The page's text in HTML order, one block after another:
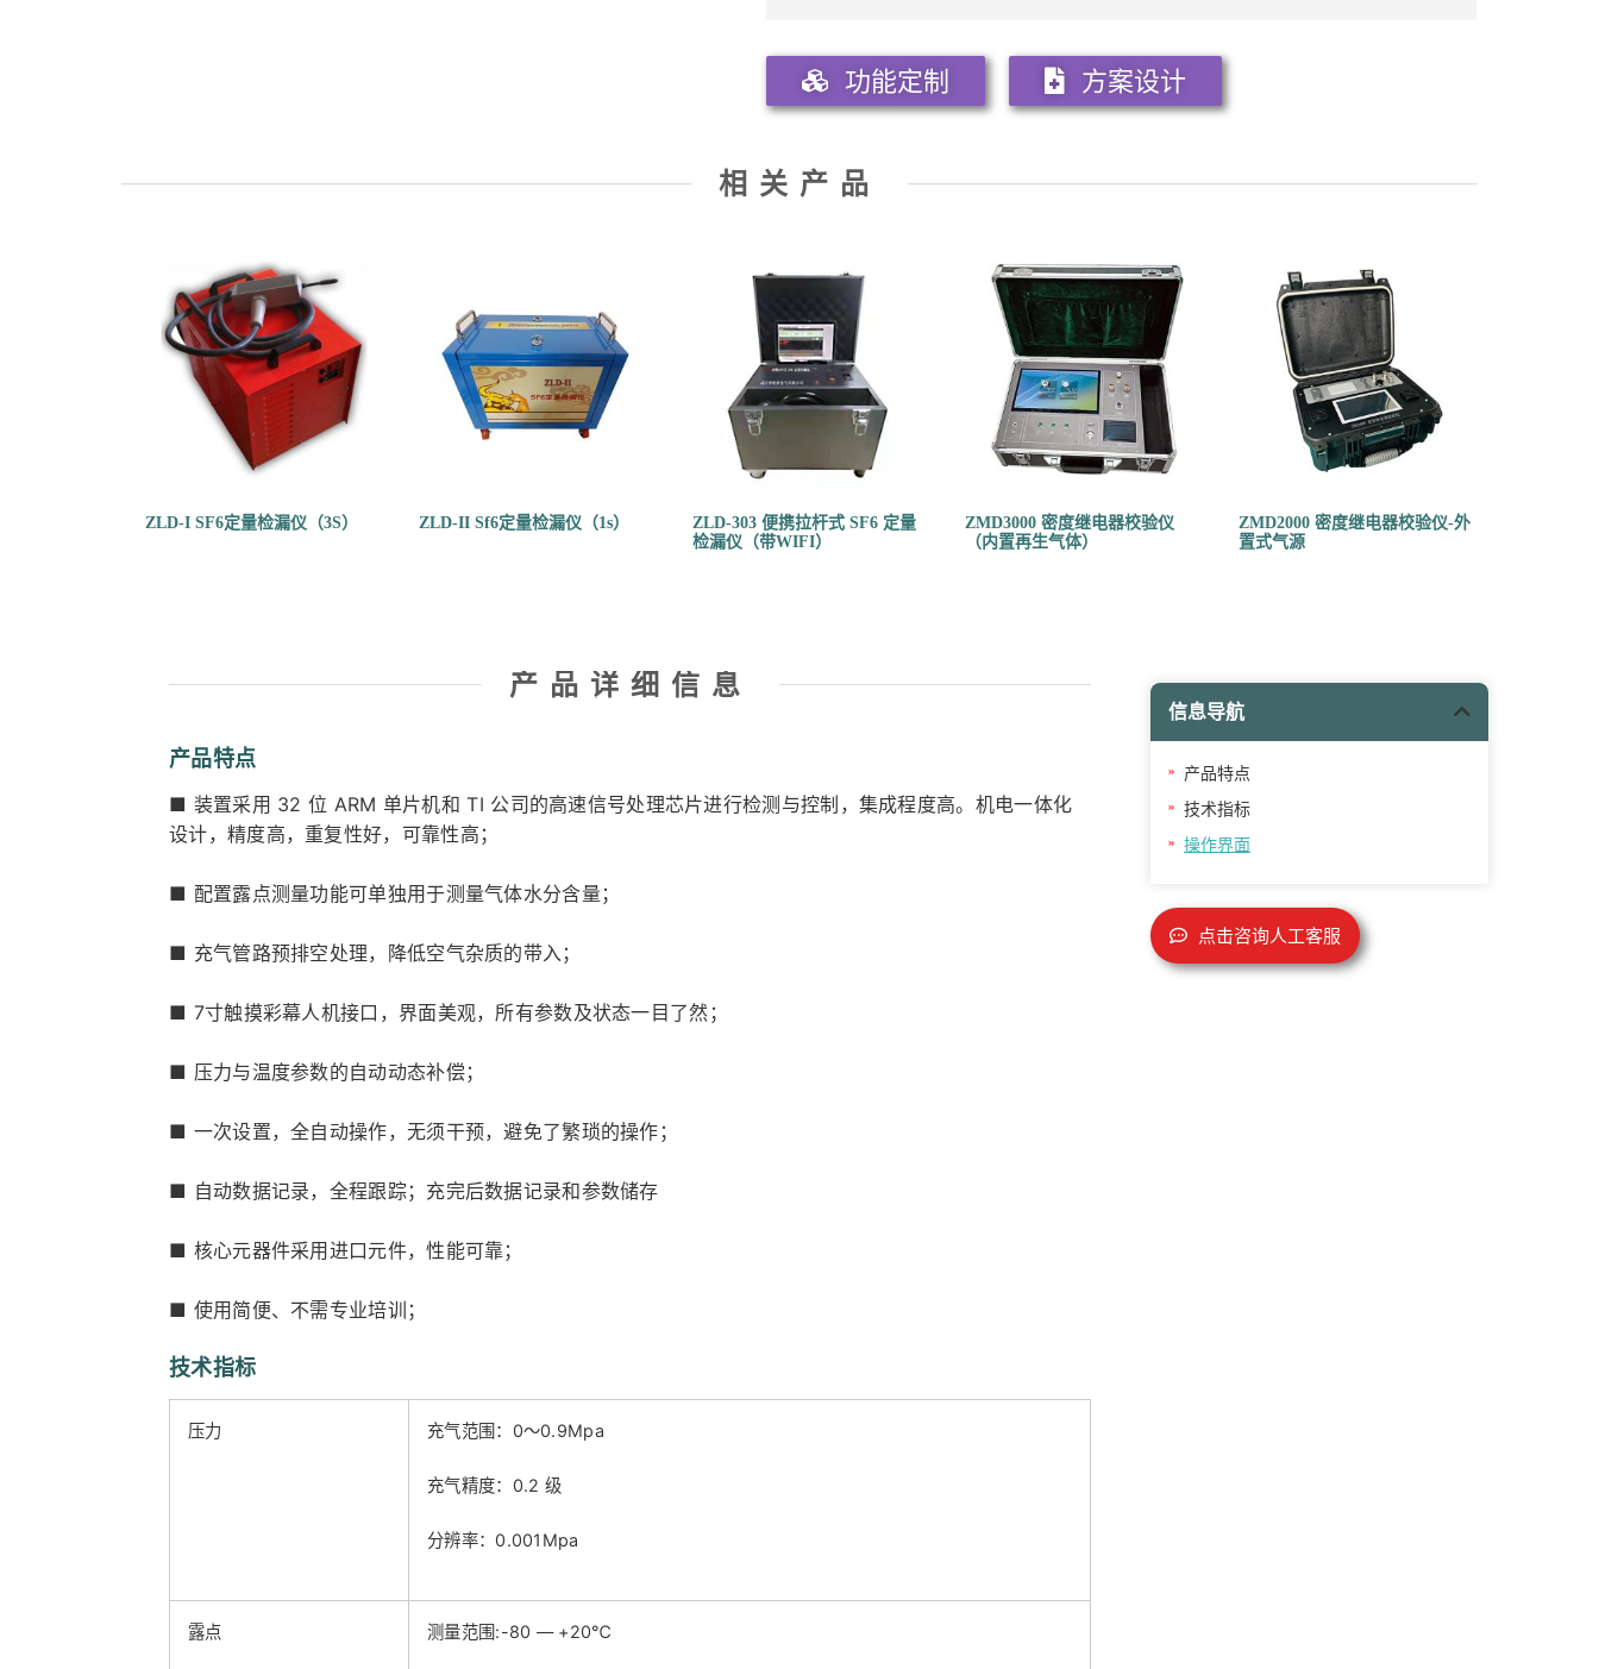
功能定制 方案设计
相关产品
ZLD-I SF6定量检漏仪（3S） ZLD-II Sf6定量检漏仪（1s）
ZLD-303 便携拉杆式 SF6 定量
检漏仪（带WIFI）
ZMD3000 密度继电器校验仪
（内置再生气体）
ZMD2000 密度继电器校验仪-外
置式气源
产品详细信息​
产品特点
■ 装置采用 32 位 ARM 单片机和 TI 公司的高速信号处理芯片进行检测与控制，集成程度高。机电一体化
设计，精度高，重复性好，可靠性高；
■ 配置露点测量功能可单独用于测量气体水分含量；
■ 充气管路预排空处理，降低空气杂质的带入；
■ 7寸触摸彩幕人机接口，界面美观，所有参数及状态一目了然；
■ 压力与温度参数的自动动态补偿；
■ 一次设置，全自动操作，无须干预，避免了繁琐的操作；
■ 自动数据记录，全程跟踪；充完后数据记录和参数储存
■ 核心元器件采用进口元件，性能可靠；
■ 使用简便、不需专业培训；
技术指标
压力 充气范围：0～0.9Mpa
充气精度：0.2 级
分辨率：0.001Mpa
露点 测量范围:-80 — +20℃
信息导航
产品特点
技术指标
操作界面
点击咨询人工客服